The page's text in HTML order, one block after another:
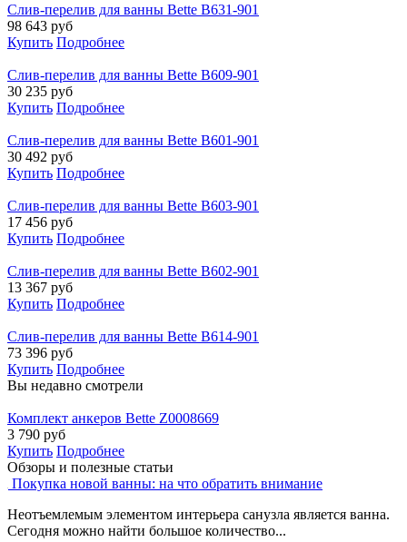
Слив-перелив для ванны Bette B631-901
98 643 руб
Купить Подробнее
Слив-перелив для ванны Bette B609-901
30 235 руб
Купить Подробнее
Слив-перелив для ванны Bette B601-901
30 492 руб
Купить Подробнее
Слив-перелив для ванны Bette B603-901
17 456 руб
Купить Подробнее
Слив-перелив для ванны Bette B602-901
13 367 руб
Купить Подробнее
Слив-перелив для ванны Bette B614-901
73 396 руб
Купить Подробнее
Вы недавно смотрели
Комплект анкеров Bette Z0008669
3 790 руб
Купить Подробнее
Обзоры и полезные статьи
Покупка новой ванны: на что обратить внимание
Неотъемлемым элементом интерьера санузла является ванна.
Сегодня можно найти большое количество...